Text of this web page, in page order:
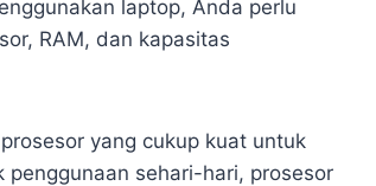
laptop, Anda perlu
RAM, dan kapasitas
yang cukup kuat untuk
sehari-hari, prosesor